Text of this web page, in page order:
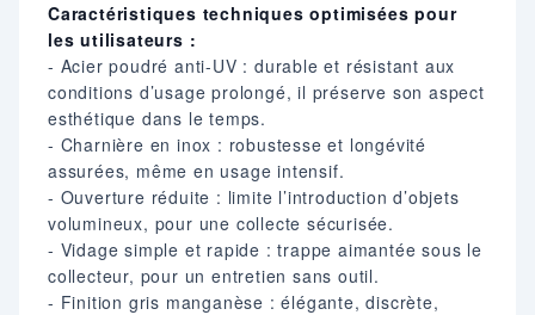
Caractéristiques techniques optimisées pour
les utilisateurs :
- Acier poudré anti-UV : durable et résistant aux
conditions d’usage prolongé, il préserve son aspect
esthétique dans le temps.
- Charnière en inox : robustesse et longévité
assurées, même en usage intensif.
- Ouverture réduite : limite l’introduction d’objets
volumineux, pour une collecte sécurisée.
- Vidage simple et rapide : trappe aimantée sous le
collecteur, pour un entretien sans outil.
- Finition gris manganèse : élégante, discrète,